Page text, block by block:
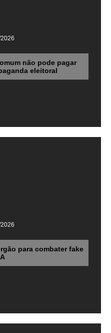
não pode pagar
eleitoral
para combater fake